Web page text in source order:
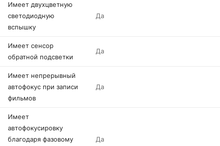
Имеет двухцветную
светодиодную
вспышку
Да
Имеет сенсор
обратной подсветки
Да
Имеет непрерывный
автофокус при записи
фильмов
Да
Имеет
автофокусировку
благодаря фазовому
Да